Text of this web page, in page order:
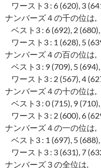
ワースト3 : 6 (620), 3
ナンバーズ４の千の位は,
ベスト3 : 6 (692), 2
ワースト3 : 1 (628), 5
ナンバーズ４の百の位は,
ベスト3 : 9 (709), 5
ワースト3 : 2 (567), 4
ナンバーズ４の十の位は,
ベスト3 : 0 (715), 9
ワースト3 : 2 (600), 6
ナンバーズ４の一の位は,
ベスト3 : 1 (697), 5
ワースト3 : 3 (631), 7
ナンバーズ３の全位は,